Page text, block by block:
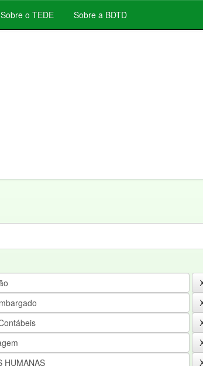
Sobre o TEDE Sobre a BDTD